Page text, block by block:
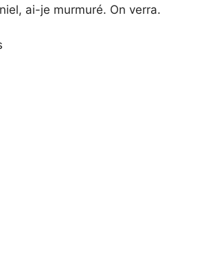
ai-je murmuré. On verra.